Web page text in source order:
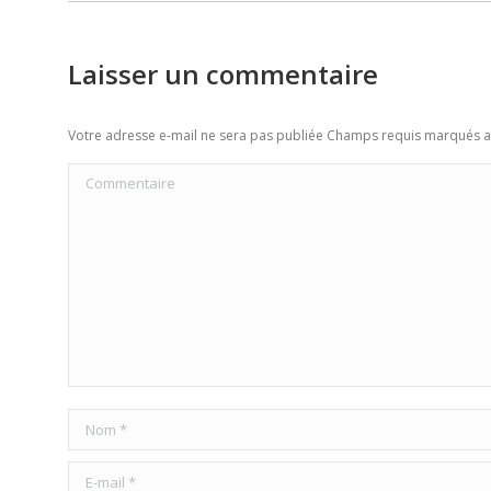
Laisser un commentaire
Votre adresse e-mail ne sera pas publiée Champs requis marqués
Commentaire
Nom *
E-mail *